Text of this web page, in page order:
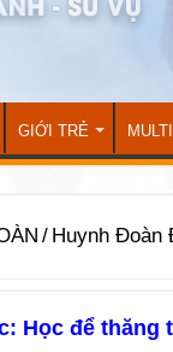
GIỚI TRẺ
/ Huynh Đoàn
Học để thăng